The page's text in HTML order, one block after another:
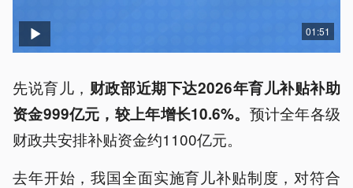
01:51
先说育儿， 财政部近期下达2026年育儿补贴补助
资金999亿元，较上年增长10.6%。 预计全年各级
财政共安排补贴资金约1100亿元。
去年开始，我国全面实施育儿补贴制度，对符合